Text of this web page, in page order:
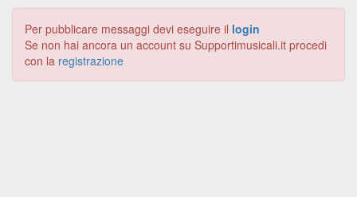
Per pubblicare messaggi devi eseguire il login
Se non hai ancora un account su Supportimusicali.it procedi
con la registrazione